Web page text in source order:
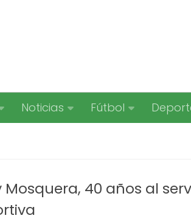
Noticias Fútbol
Mosquera, 40 años al